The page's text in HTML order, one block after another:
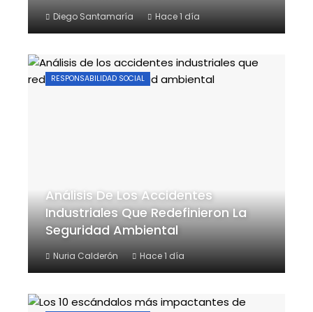
Diego Santamaría Hace 1 día
RESPONSABILIDAD SOCIAL
Análisis De Los Accidentes
Industriales Que Redefinieron La
Seguridad Ambiental
Nuria Calderón Hace 1 día